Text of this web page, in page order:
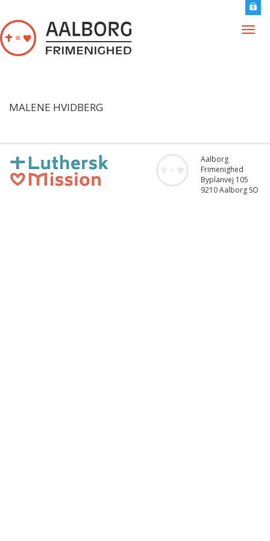
MALENE HVIDBERG
Aalborg
Frimenighed
Byplanvej 105
9210 Aalborg SO